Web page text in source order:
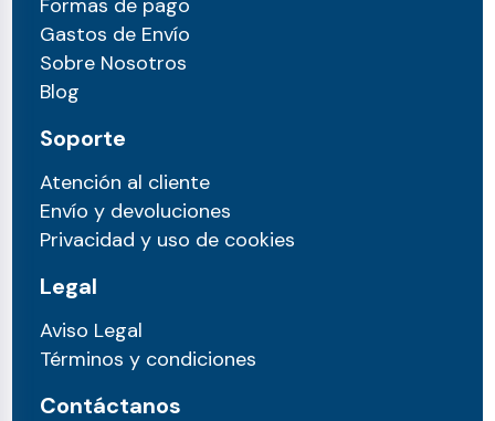
Formas de pago
Gastos de Envío
Sobre Nosotros
Blog
Soporte
Atención al cliente
Envío y devoluciones
Privacidad y uso de cookies
Legal
Aviso Legal
Términos y condiciones
Contáctanos